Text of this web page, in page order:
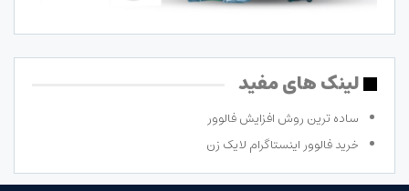
لینک های مفید
ساده ترین روش افزایش فالوور
خرید فالوور اینستاگرام لایک زن